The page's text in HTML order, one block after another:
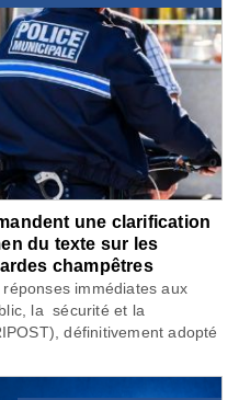
une clarification
du texte sur les
champêtres
immédiates aux
la sécurité et la
définitivement adopté